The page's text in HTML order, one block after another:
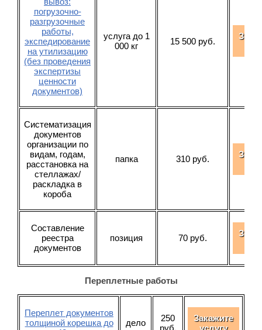
погрузочно-
разгрузочные
работы,
экспедирование
на утилизацию
(без проведения
экспертизы
ценности
документов)
услуга до 1
000 кг
15 500 руб.
Систематизация
документов
организации по
видам, годам,
расстановка на
стеллажах/
раскладка в
короба
папка 310 руб.
Составление
реестра
документов
позиция 70 руб.
Переплетные работы
Переплет документов
толщиной корешка до
дело
250
руб.
Закажите
услугу